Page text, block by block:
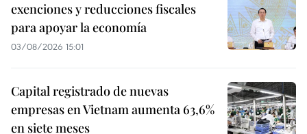
exenciones y reducciones fiscales
para apoyar la economía
03/08/2026 15:01
Capital registrado de nuevas
empresas en Vietnam aumenta 63,6%
en siete meses